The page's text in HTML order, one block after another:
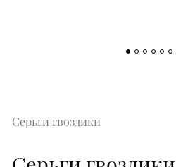
Серьги гвоздики